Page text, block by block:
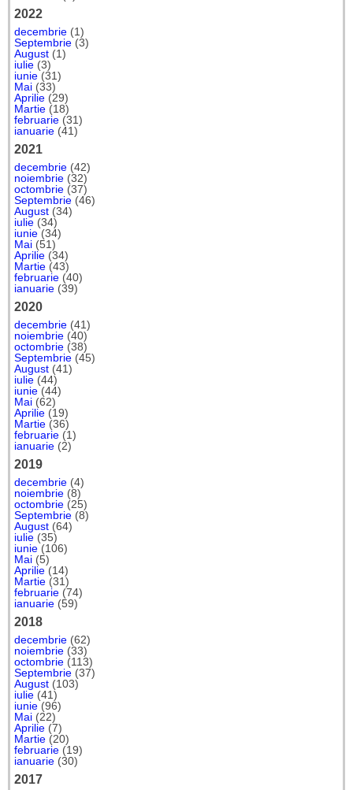
2022
decembrie (1)
Septembrie (3)
August (1)
iulie (3)
iunie (31)
Mai (33)
Aprilie (29)
Martie (18)
februarie (31)
ianuarie (41)
2021
decembrie (42)
noiembrie (32)
octombrie (37)
Septembrie (46)
August (34)
iulie (34)
iunie (34)
Mai (51)
Aprilie (34)
Martie (43)
februarie (40)
ianuarie (39)
2020
decembrie (41)
noiembrie (40)
octombrie (38)
Septembrie (45)
August (41)
iulie (44)
iunie (44)
Mai (62)
Aprilie (19)
Martie (36)
februarie (1)
ianuarie (2)
2019
decembrie (4)
noiembrie (8)
octombrie (25)
Septembrie (8)
August (64)
iulie (35)
iunie (106)
Mai (5)
Aprilie (14)
Martie (31)
februarie (74)
ianuarie (59)
2018
decembrie (62)
noiembrie (33)
octombrie (113)
Septembrie (37)
August (103)
iulie (41)
iunie (96)
Mai (22)
Aprilie (7)
Martie (20)
februarie (19)
ianuarie (30)
2017